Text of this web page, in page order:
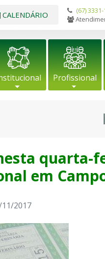
CALENDÁRIO
(67)
Profissional
quarta-
em
2017